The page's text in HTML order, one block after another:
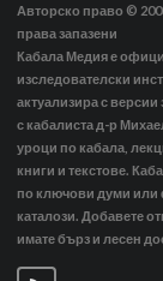
Авторско право ©
права запазени
Кабала Медия е
изследователски
актуализира с версии
с кабалиста д-р
уроци по кабала,
книги и текстове.
по ключови думи или
каталози. Добавете
имате бърз и лесен